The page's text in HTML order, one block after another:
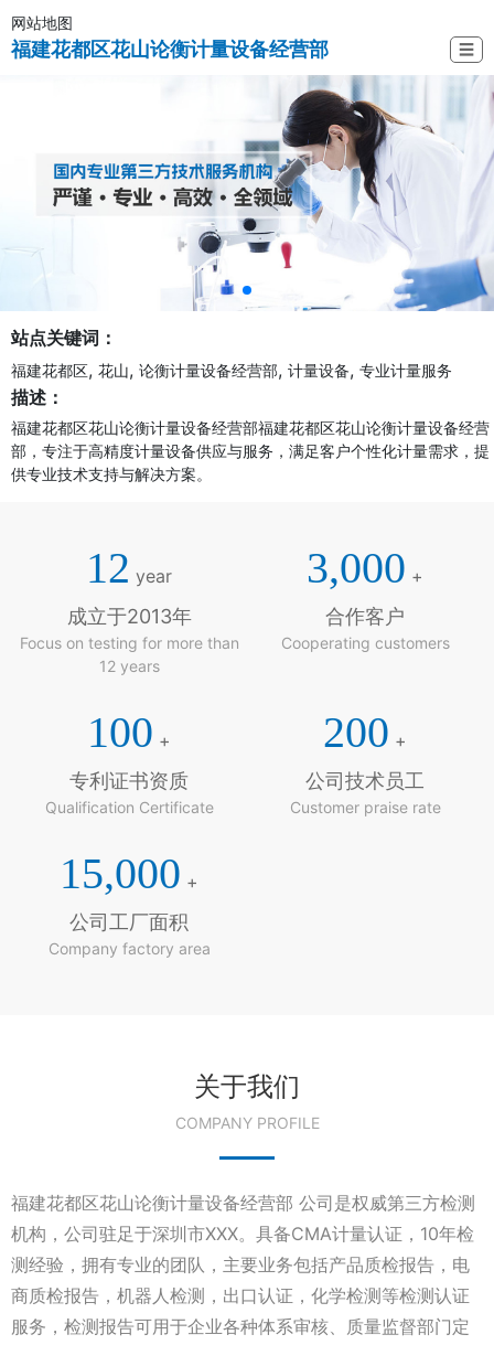
网站地图
福建花都区花山论衡计量设备经营部 ☰
站点关键词：
福建花都区, 花山, 论衡计量设备经营部, 计量设备, 专业计量服务
描述：
福建花都区花山论衡计量设备经营部福建花都区花山论衡计量设备经营
部，专注于高精度计量设备供应与服务，满足客户个性化计量需求，提
供专业技术支持与解决方案。
12 year
成立于2013年
Focus on testing for more than
12 years
3,000 +
合作客户
Cooperating customers
100 +
专利证书资质
Qualification Certificate
200 +
公司技术员工
Customer praise rate
15,000 +
公司工厂面积
Company factory area
关于我们
COMPANY PROFILE
福建花都区花山论衡计量设备经营部 公司是权威第三方检测
机构，公司驻足于深圳市XXX。具备CMA计量认证，10年检
测经验，拥有专业的团队，主要业务包括产品质检报告，电
商质检报告，机器人检测，出口认证，化学检测等检测认证
服务，检测报告可用于企业各种体系审核、质量监督部门定